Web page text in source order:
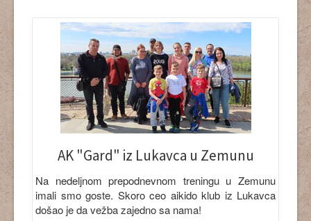
AK "Gard" iz Lukavca u Zemunu
Na nedeljnom prepodnevnom treningu u Zemunu
imali smo goste. Skoro ceo aikido klub iz Lukavca
došao je da vežba zajedno sa nama!